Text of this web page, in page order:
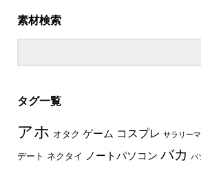
素材検索
タグ一覧
アホ オタク ゲーム コスプレ サラリー
デート ネクタイ ノートパソコン バカ パ